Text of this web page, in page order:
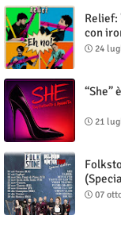
Relief:
con
24
“She”
21
07